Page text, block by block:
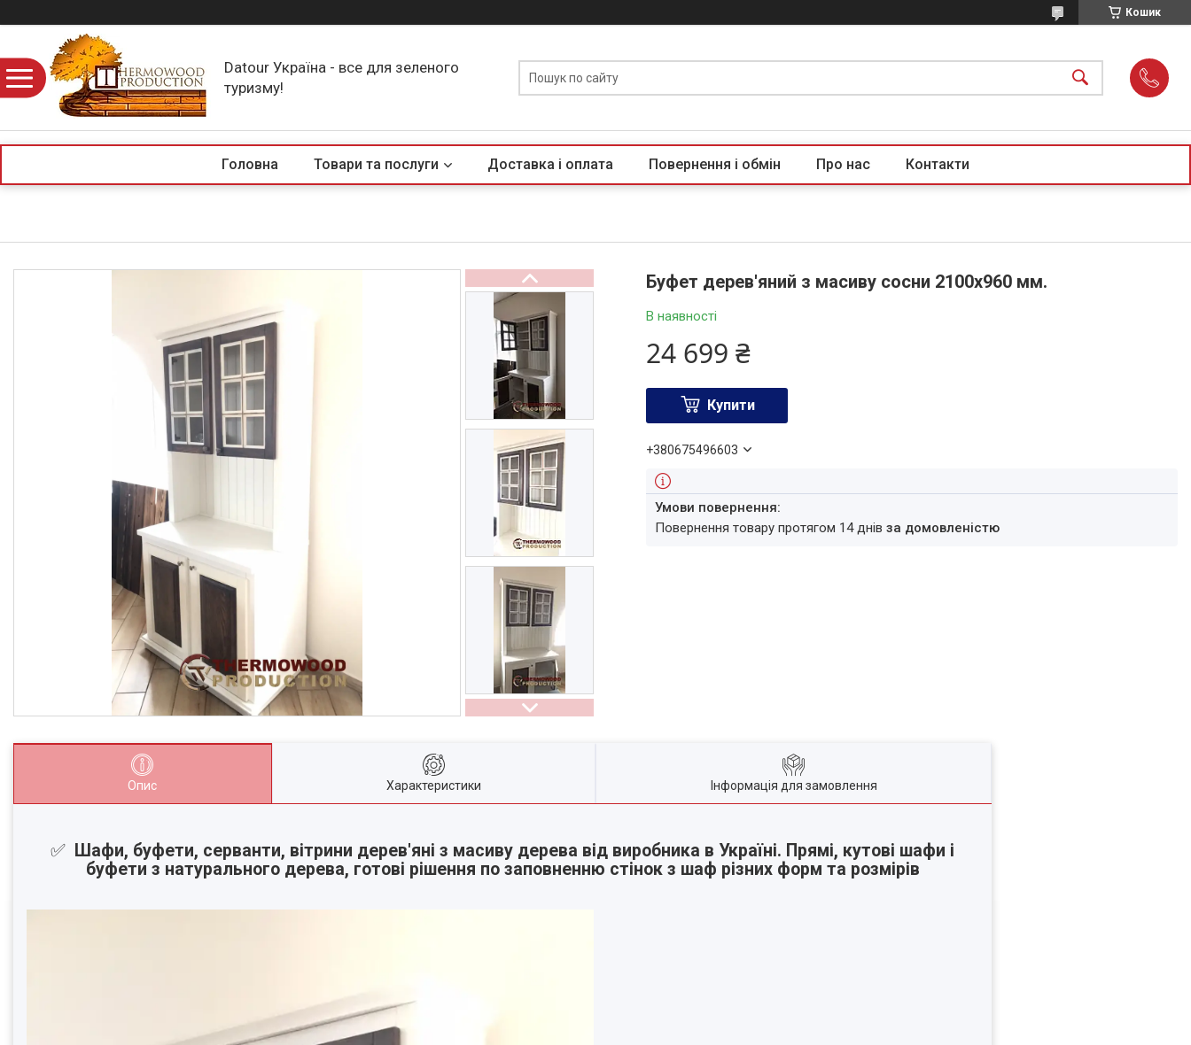
Кошик
Datour Україна - все для зеленого
туризму!
Головна Товари та послуги Доставка і оплата Повернення і обмін Про нас Контакти
Буфет дерев'яний з масиву сосни 2100х960 мм.
В наявності
24 699 ₴
Купити
+380675496603
повернення товару протягом 14 днівза домовленістю
Опис Характеристики Інформація для замовлення
✅ Шафи, буфети, серванти, вітрини дерев'яні з масиву дерева від виробника в Україні. Прямі, кутові шафи і
буфети з натурального дерева, готові рішення по заповненню стінок з шаф різних форм та розмірів